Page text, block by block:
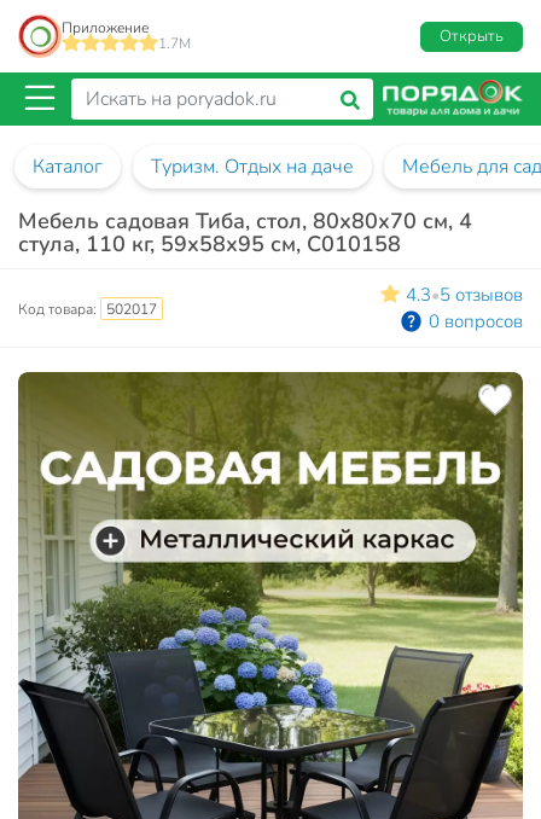
Приложение
1.7M
Открыть
Каталог Туризм. Отдых на даче Мебель для
Мебель садовая Тиба, стол, 80х80х70 см, 4
стула, 110 кг, 59х58х95 см, C010158
Код товара: 502017
4.3•5 отзывов
0 вопросов